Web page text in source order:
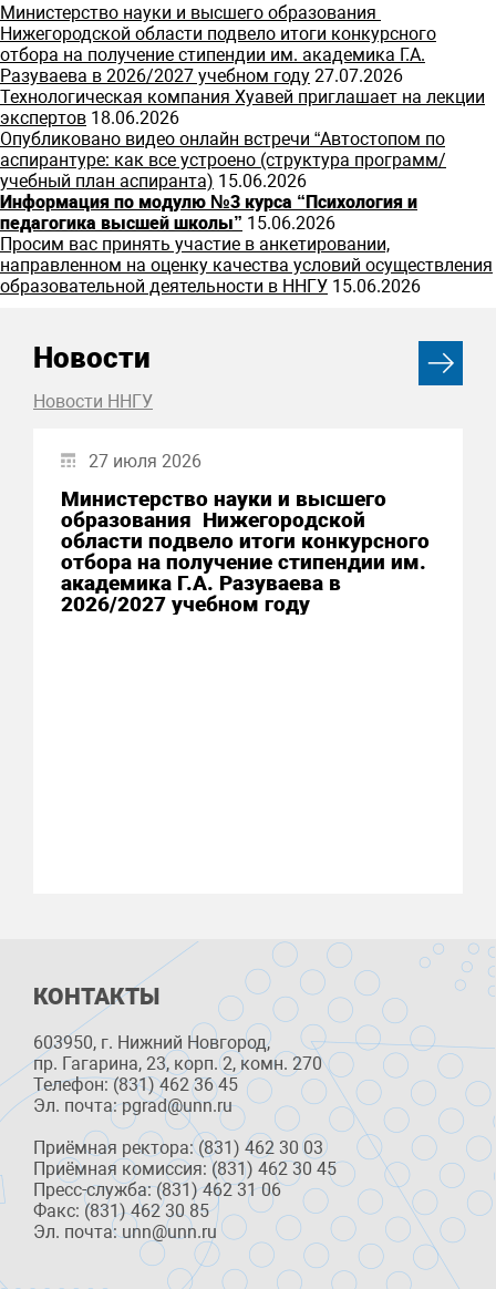
Министерство науки и высшего образования
Нижегородской области подвело итоги конкурсного
отбора на получение стипендии им. академика Г.А.
Разуваева в 2026/2027 учебном году 27.07.2026
Технологическая компания Хуавей приглашает на лекции
экспертов 18.06.2026
Опубликовано видео онлайн встречи “Автостопом по
аспирантуре: как все устроено (структура программ/
учебный план аспиранта) 15.06.2026
Информация по модулю №3 курса “Психология и
педагогика высшей школы” 15.06.2026
Просим вас принять участие в анкетировании,
направленном на оценку качества условий осуществления
образовательной деятельности в ННГУ 15.06.2026
Новости
Новости ННГУ
27 июля 2026
Министерство науки и высшего
образования Нижегородской
области подвело итоги конкурсного
отбора на получение стипендии им.
академика Г.А. Разуваева в
2026/2027 учебном году
КОНТАКТЫ
603950, г. Нижний Новгород,
пр. Гагарина, 23, корп. 2, комн. 270
Телефон: (831) 462 36 45
Эл. почта: pgrad@unn.ru
Приёмная ректора: (831) 462 30 03
Приёмная комиссия: (831) 462 30 45
Пресс-служба: (831) 462 31 06
Факс: (831) 462 30 85
Эл. почта: unn@unn.ru